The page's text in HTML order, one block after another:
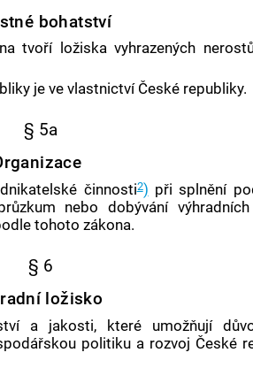
bohatství
tvoří ložiska vyhrazených
je ve vlastnictví České republiky.
§ 5a
činnosti2) při splnění
nebo dobývání
tohoto zákona.
§ 6
ložisko
a jakosti, které umožňují
politiku a rozvoj České